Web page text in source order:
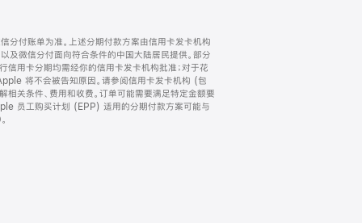
分付账单为准。上述分期付款方案由信用卡发卡机构
及微信分付面向符合条件的中国大陆居民提供。部分
用卡分期均需经你的信用卡发卡机构批准；对于花
将不会被告知原因。请参阅信用卡发卡机构 (包
相关条件、费用和收费。订单可能需要满足特定金额要
员工购买计划 (EPP) 适用的分期付款方案可能与